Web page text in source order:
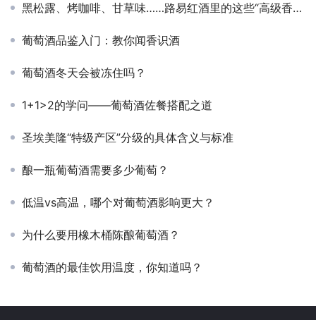
黑松露、烤咖啡、甘草味……路易红酒里的这些“高级香”是从哪来的？
葡萄酒品鉴入门：教你闻香识酒
葡萄酒冬天会被冻住吗？
1+1>2的学问——葡萄酒佐餐搭配之道
圣埃美隆“特级产区”分级的具体含义与标准
酿一瓶葡萄酒需要多少葡萄？
低温vs高温，哪个对葡萄酒影响更大？
为什么要用橡木桶陈酿葡萄酒？
葡萄酒的最佳饮用温度，你知道吗？